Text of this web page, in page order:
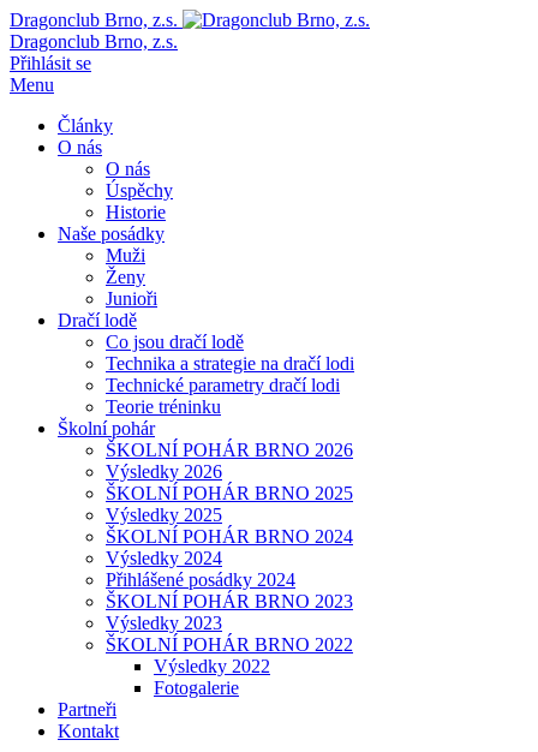
Dragonclub Brno, z.s.
Dragonclub Brno, z.s.
Přihlásit se
Menu
Články
O nás
O nás
Úspěchy
Historie
Naše posádky
Muži
Ženy
Junioři
Dračí lodě
Co jsou dračí lodě
Technika a strategie na dračí lodi
Technické parametry dračí lodi
Teorie tréninku
Školní pohár
ŠKOLNÍ POHÁR BRNO 2026
Výsledky 2026
ŠKOLNÍ POHÁR BRNO 2025
Výsledky 2025
ŠKOLNÍ POHÁR BRNO 2024
Výsledky 2024
Přihlášené posádky 2024
ŠKOLNÍ POHÁR BRNO 2023
Výsledky 2023
ŠKOLNÍ POHÁR BRNO 2022
Výsledky 2022
Fotogalerie
Partneři
Kontakt